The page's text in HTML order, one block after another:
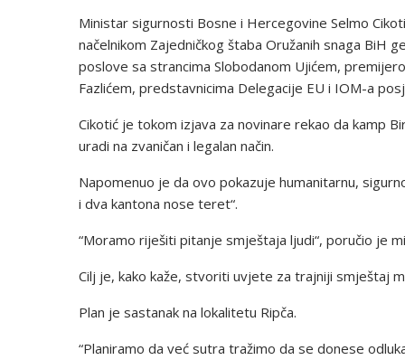
Ministar sigurnosti Bosne i Hercegovine Selmo
načelnikom Zajedničkog štaba Oružanih snaga BiH
poslove sa strancima Slobodanom Ujićem,
Fazlićem, predstavnicima Delegacije EU i IOM-a
Cikotić je tokom izjava za novinare rekao da kamp
uradi na zvaničan i legalan način.
Napomenuo je da ovo pokazuje humanitarnu,
i dva kantona nose teret“.
“Moramo riješiti pitanje smještaja ljudi“, poručio je
Cilj je, kako kaže, stvoriti uvjete za trajniji smještaj
Plan je sastanak na lokalitetu Ripča.
“Planiramo da već sutra tražimo da se donese